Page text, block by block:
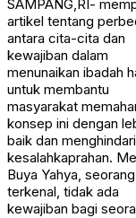
SAMPANG,RI-
artikel tentang
antara cita-cita dan
kewajiban dalam
menunaikan ibadah
untuk membantu
masyarakat
konsep ini dengan
baik dan menghindari
kesalahkaprahan.
Buya Yahya,
terkenal, tidak ada
kewajiban bagi